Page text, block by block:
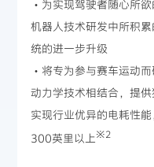
・为实现驾驶者随心所
机器人技术研发中所积
统的进一步升级
・将专为参与赛车运动
动力学技术相结合，提供
实现行业优异的电耗性
300英里以上※2